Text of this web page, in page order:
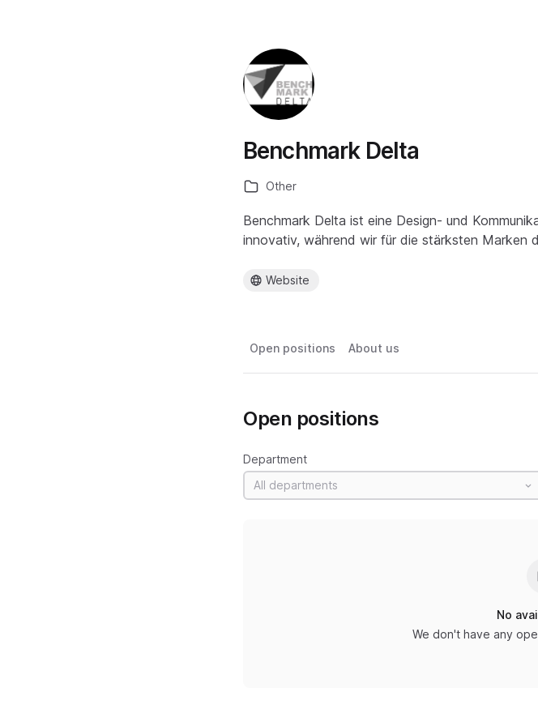
Benchmark Delta
Other
Benchmark Delta ist eine Design- und
innovativ, während wir für die stärksten Marken
Website
Open positions About us
Open positions
Department
All departments
No
We don't have any